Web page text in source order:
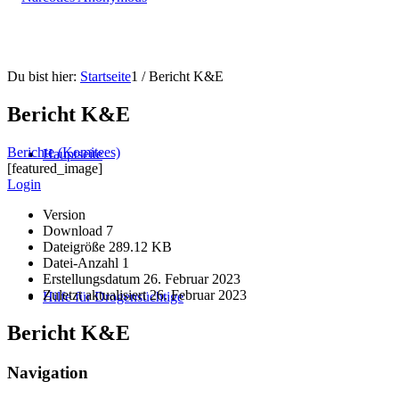
Hauptseite
Hilfe für Drogensüchtige
Du bist hier: Startseite1 / Bericht K&E
Bericht K&E
Berichte (Komitees)
[featured_image]
Login
Version
Download 7
Dateigröße 289.12 KB
Datei-Anzahl 1
Erstellungsdatum 26. Februar 2023
Zuletzt aktualisiert26. Februar 2023
Bericht K&E
Navigation